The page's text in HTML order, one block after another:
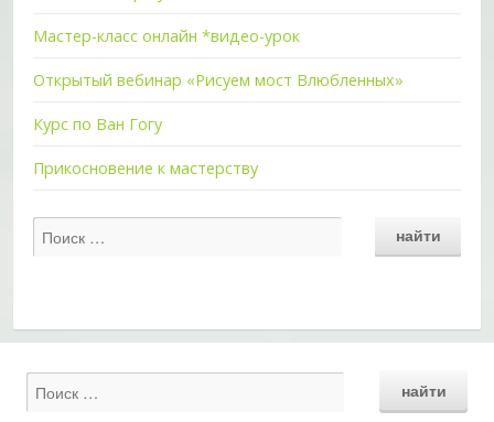
Мастер-класс онлайн *видео-урок
Открытый вебинар «Рисуем мост Влюбленных»
Курс по Ван Гогу
Прикосновение к мастерству